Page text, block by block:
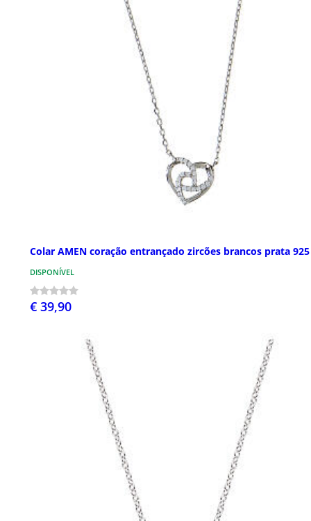
Colar AMEN coração entrançado zircões brancos prata 925
DISPONÍVEL
€ 39,90